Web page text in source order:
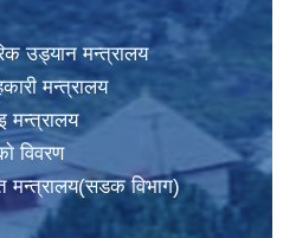
उड्यान मन्त्रालय
मन्त्रालय
मन्त्रालय
विवरण
मन्त्रालय(सडक विभाग)